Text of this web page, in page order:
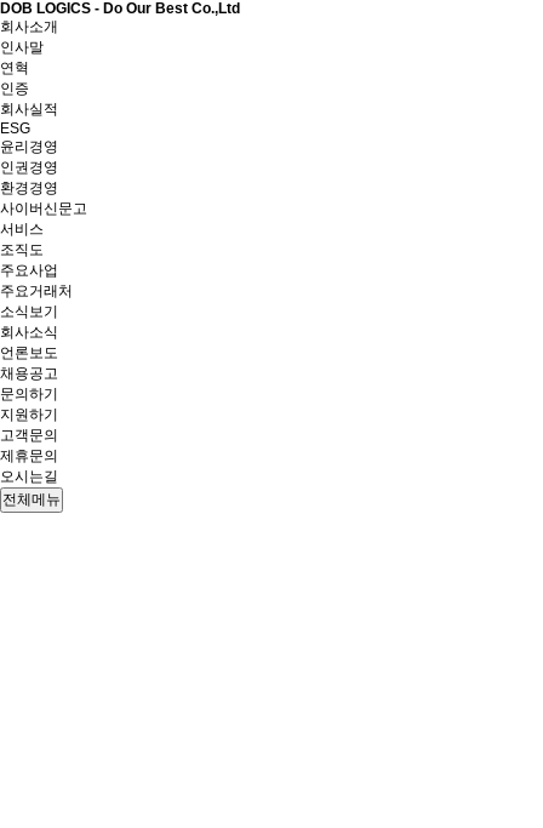
DOB LOGICS - Do Our Best Co.,Ltd
회사소개
인사말
연혁
인증
회사실적
ESG
윤리경영
인권경영
환경경영
사이버신문고
서비스
조직도
주요사업
주요거래처
소식보기
회사소식
언론보도
채용공고
문의하기
지원하기
고객문의
제휴문의
오시는길
전체메뉴